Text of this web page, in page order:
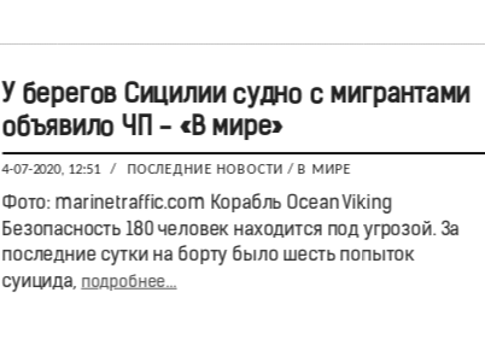
У берегов Сицилии судно с мигрантами
объявило ЧП - «В мире»
4-07-2020, 12:51 / ПОСЛЕДНИЕ НОВОСТИ / В МИРЕ
Фото: marinetraffic.com Корабль Ocean Viking
Безопасность 180 человек находится под угрозой. За
последние сутки на борту было шесть попыток
суицида, подробнее...